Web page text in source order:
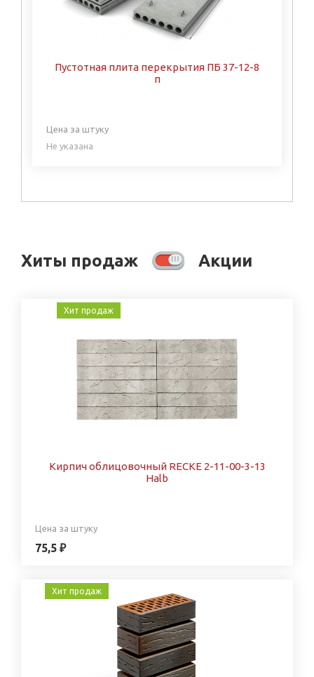
Пустотная плита перекрытия ПБ 37-12-8
п
Цена за штуку
Не указана
Хиты продаж Акции
Хит продаж
Кирпич облицовочный RECKE 2-11-00-3-13
Halb
Цена за штуку
75,5 ₽
Хит продаж